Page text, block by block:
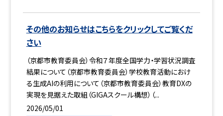
その他のお知らせはこちらをクリックしてご覧くだ
さい
（京都市教育委員会）令和７年度全国学力・学習状況調査
結果について（京都市教育委員会）学校教育活動におけ
る生成AIの利用について（京都市教育委員会）教育DXの
実現を見据えた取組（GIGAスクール構想）（...
2026/05/01